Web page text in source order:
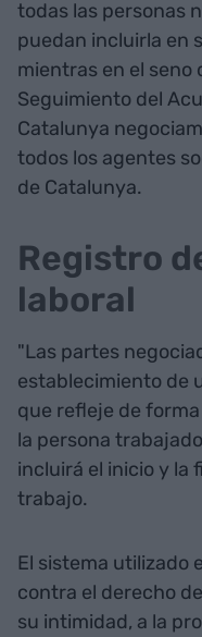
todas las personas
puedan incluirla en
mientras en el seno
Seguimiento del
Catalunya
todos los agentes
de Catalunya.
Registro
laboral
"Las partes
establecimiento de
que refleje de
la persona
incluirá el inicio y la
trabajo.
El sistema utilizado
contra el derecho
su intimidad, a la